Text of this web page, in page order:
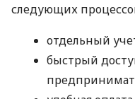
следующих
отдельный
быстрый